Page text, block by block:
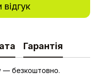
Гарантія
— безкоштовно.